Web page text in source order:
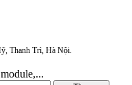
Thanh Trì, Hà Nội.